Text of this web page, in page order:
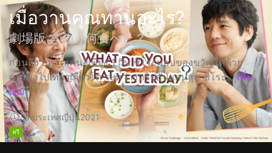
เมื่อวานคุณทานอะไร?
劇場版 きのう何食べた？
ก่อนถึงวันเกิดเคนจิเพียง 1 วัน ชิโระมอบของขวัญให้ด้วย
การพาไปเที่ยวเกียวโต ระหว่างทริปอันแสนสุข ชิโระ... เพิ่ม
เติม
2hประเทศญี่ปุ่น2021
ฟรี